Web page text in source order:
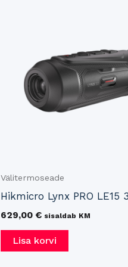
Välitermoseade
Hikmicro Lynx PRO LE15
629,00 € sisaldab KM
Lisa korvi